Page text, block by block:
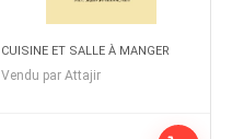
CUISINE ET SALLE À MANGER
Vendu par Attajir